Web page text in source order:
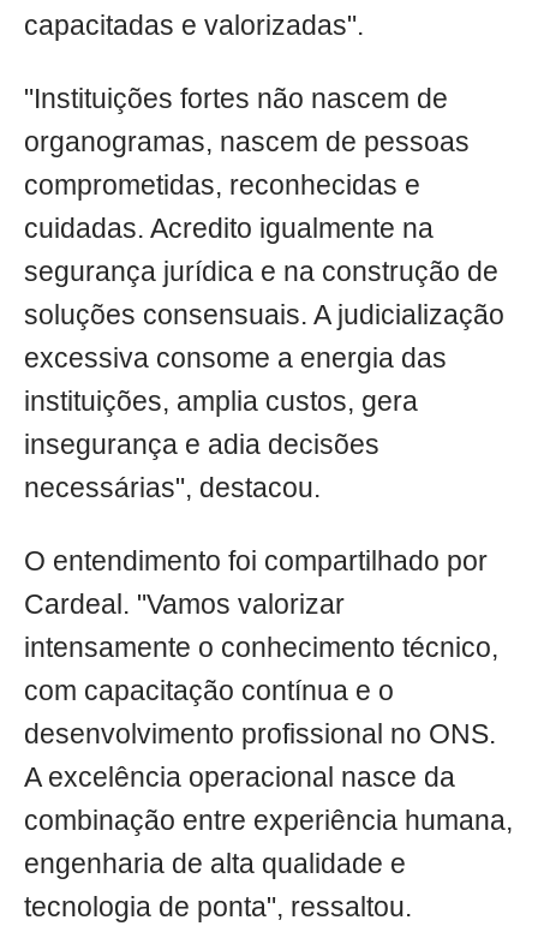
capacitadas e valorizadas".
"Instituições fortes não nascem de
organogramas, nascem de pessoas
comprometidas, reconhecidas e
cuidadas. Acredito igualmente na
segurança jurídica e na construção de
soluções consensuais. A judicialização
excessiva consome a energia das
instituições, amplia custos, gera
insegurança e adia decisões
necessárias", destacou.
O entendimento foi compartilhado por
Cardeal. "Vamos valorizar
intensamente o conhecimento técnico,
com capacitação contínua e o
desenvolvimento profissional no ONS.
A excelência operacional nasce da
combinação entre experiência humana,
engenharia de alta qualidade e
tecnologia de ponta", ressaltou.